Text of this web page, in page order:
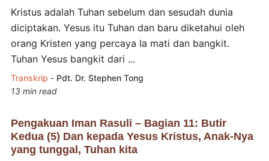
Kristus adalah Tuhan sebelum dan sesudah dunia
diciptakan. Yesus itu Tuhan dan baru diketahui oleh
orang Kristen yang percaya Ia mati dan bangkit.
Tuhan Yesus bangkit dari ...
Transkrip - Pdt. Dr. Stephen Tong
13 min read
Pengakuan Iman Rasuli – Bagian 11: Butir
Kedua (5) Dan kepada Yesus Kristus, Anak-Nya
yang tunggal, Tuhan kita